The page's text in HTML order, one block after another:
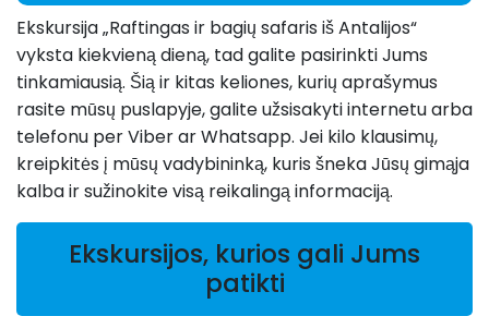
Ekskursija „Raftingas ir bagių safaris iš Antalijos“
vyksta kiekvieną dieną, tad galite pasirinkti Jums
tinkamiausią. Šią ir kitas keliones, kurių aprašymus
rasite mūsų puslapyje, galite užsisakyti internetu arba
telefonu per Viber ar Whatsapp. Jei kilo klausimų,
kreipkitės į mūsų vadybininką, kuris šneka Jūsų gimąja
kalba ir sužinokite visą reikalingą informaciją.
Ekskursijos, kurios gali Jums
patikti